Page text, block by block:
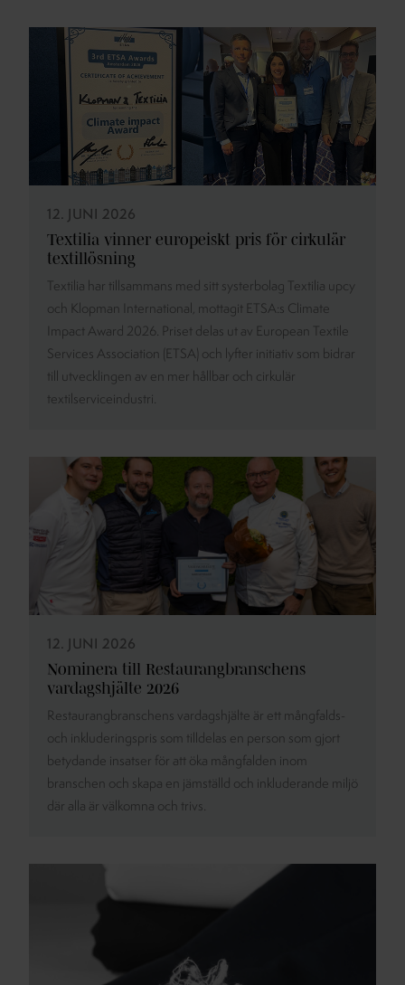
12. JUNI 2026
Textilia vinner europeiskt pris för cirkulär
textillösning
Textilia har tillsammans med sitt systerbolag Textilia upcy
och Klopman International, mottagit ETSA:s Climate
Impact Award 2026. Priset delas ut av European Textile
Services Association (ETSA) och lyfter initiativ som bidrar
till utvecklingen av en mer hållbar och cirkulär
textilserviceindustri.
12. JUNI 2026
Nominera till Restaurangbranschens
vardagshjälte 2026
Restaurangbranschens vardagshjälte är ett mångfalds-
och inkluderingspris som tilldelas en person som gjort
betydande insatser för att öka mångfalden inom
branschen och skapa en jämställd och inkluderande miljö
där alla är välkomna och trivs.